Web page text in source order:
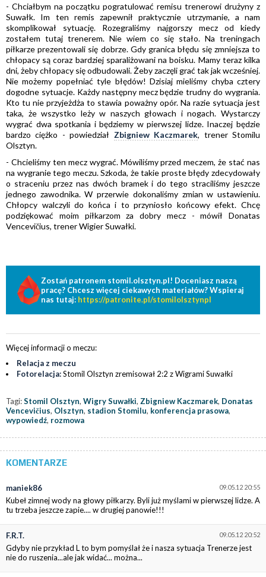
- Chciałbym na początku pogratulować remisu trenerowi drużyny z
Suwałk. Im ten remis zapewnił praktycznie utrzymanie, a nam
skomplikował sytuację. Rozegraliśmy najgorszy mecz od kiedy
zostałem tutaj trenerem. Nie wiem co się stało. Na treningach
piłkarze prezentowali się dobrze. Gdy granica błędu się zmniejsza to
chłopacy są coraz bardziej sparaliżowani na boisku. Mamy teraz kilka
dni, żeby chłopacy się odbudowali. Żeby zaczęli grać tak jak wcześniej.
Nie możemy popełniać tyle błędów! Dzisiaj mieliśmy chyba cztery
dogodne sytuacje. Każdy następny mecz będzie trudny do wygrania.
Kto tu nie przyjeżdża to stawia poważny opór. Na razie sytuacja jest
taka, że wszystko leży w naszych głowach i nogach. Wystarczy
wygrać dwa spotkania i będziemy w pierwszej lidze. Inaczej będzie
bardzo ciężko - powiedział Zbigniew Kaczmarek, trener Stomilu
Olsztyn.
- Chcieliśmy ten mecz wygrać. Mówiliśmy przed meczem, że stać nas
na wygranie tego meczu. Szkoda, że takie proste błędy zdecydowały
o straceniu przez nas dwóch bramek i do tego straciliśmy jeszcze
jednego zawodnika. W przerwie dokonaliśmy zmian w ustawieniu.
Chłopcy walczyli do końca i to przyniosło końcowy efekt. Chcę
podziękować moim piłkarzom za dobry mecz - mówił Donatas
Vencevičius, trener Wigier Suwałki.
Zostań patronem stomil.olsztyn.pl! Doceniasz naszą
pracę? Chcesz więcej ciekawych materiałów? Wspieraj
nas tutaj: https://patronite.pl/stomilolsztynpl
Więcej informacji o meczu:
Relacja z meczu
Fotorelacja:Stomil Olsztyn zremisował 2:2 z Wigrami Suwałki
Tagi:Stomil Olsztyn, Wigry Suwałki, Zbigniew Kaczmarek, Donatas
Vencevičius, Olsztyn, stadion Stomilu, konferencja prasowa,
wypowiedź, rozmowa
KOMENTARZE
09.05.12 20:55
maniek86
Kubeł zimnej wody na głowy piłkarzy. Byli już myślami w pierwszej lidze. A
tu trzeba jeszcze zapie.... w drugiej panowie!!!
09.05.12 20:52
F.R.T.
Gdyby nie przykład L to bym pomyślał że i nasza sytuacja Trenerze jest
nie do ruszenia...ale jak widać... można...